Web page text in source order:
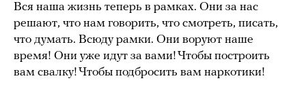
Вся наша жизнь теперь в рамках. Они за нас
решают, что нам говорить, что смотреть, писать,
что думать. Всюду рамки. Они воруют наше
время! Они уже идут за вами! Чтобы построить
вам свалку! Чтобы подбросить вам наркотики!